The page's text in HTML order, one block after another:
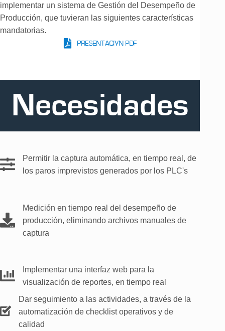
implementar un sistema de Gestión del Desempeño de
Producción, que tuvieran las siguientes características
mandatorias.
PRESENTACIÓN PDF
Necesidades
Permitir la captura automática, en tiempo real, de
los paros imprevistos generados por los PLC's
Medición en tiempo real del desempeño de
producción, eliminando archivos manuales de
captura
Implementar una interfaz web para la
visualización de reportes, en tiempo real
Dar seguimiento a las actividades, a través de la
automatización de checklist operativos y de
calidad